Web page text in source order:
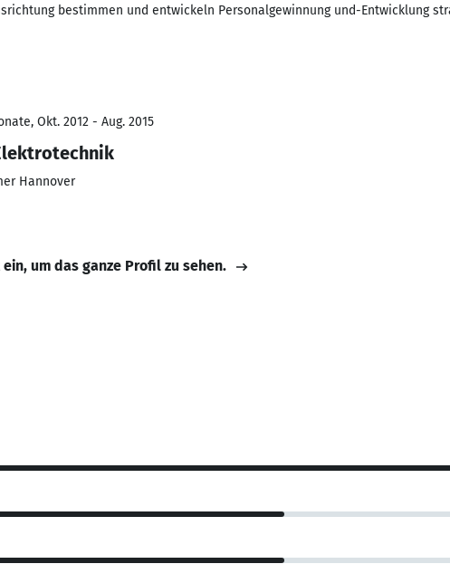
bestimmen und entwickeln Personalgewinnung und-Entwicklung
Okt. 2012 - Aug. 2015
Hannover
um das ganze Profil zu sehen.